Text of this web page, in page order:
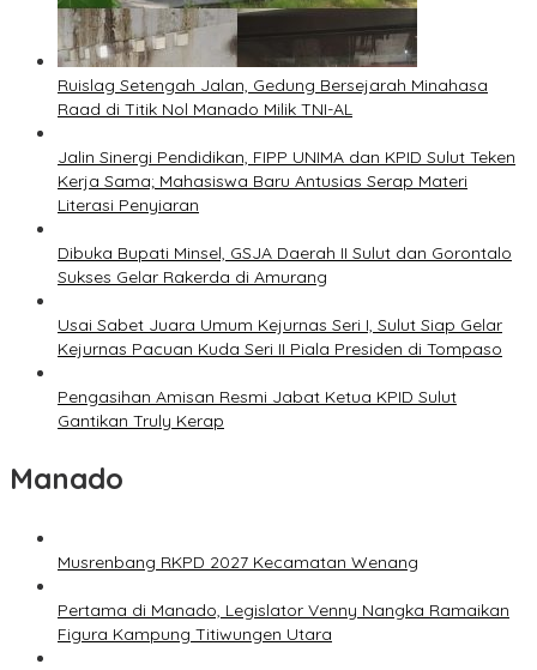
Ruislag Setengah Jalan, Gedung Bersejarah Minahasa
Raad di Titik Nol Manado Milik TNI-AL
Jalin Sinergi Pendidikan, FIPP UNIMA dan KPID Sulut Teken
Kerja Sama; Mahasiswa Baru Antusias Serap Materi
Literasi Penyiaran
Dibuka Bupati Minsel, GSJA Daerah II Sulut dan Gorontalo
Sukses Gelar Rakerda di Amurang
Usai Sabet Juara Umum Kejurnas Seri I, Sulut Siap Gelar
Kejurnas Pacuan Kuda Seri II Piala Presiden di Tompaso
Pengasihan Amisan Resmi Jabat Ketua KPID Sulut
Gantikan Truly Kerap
Manado
Musrenbang RKPD 2027 Kecamatan Wenang
Pertama di Manado, Legislator Venny Nangka Ramaikan
Figura Kampung Titiwungen Utara